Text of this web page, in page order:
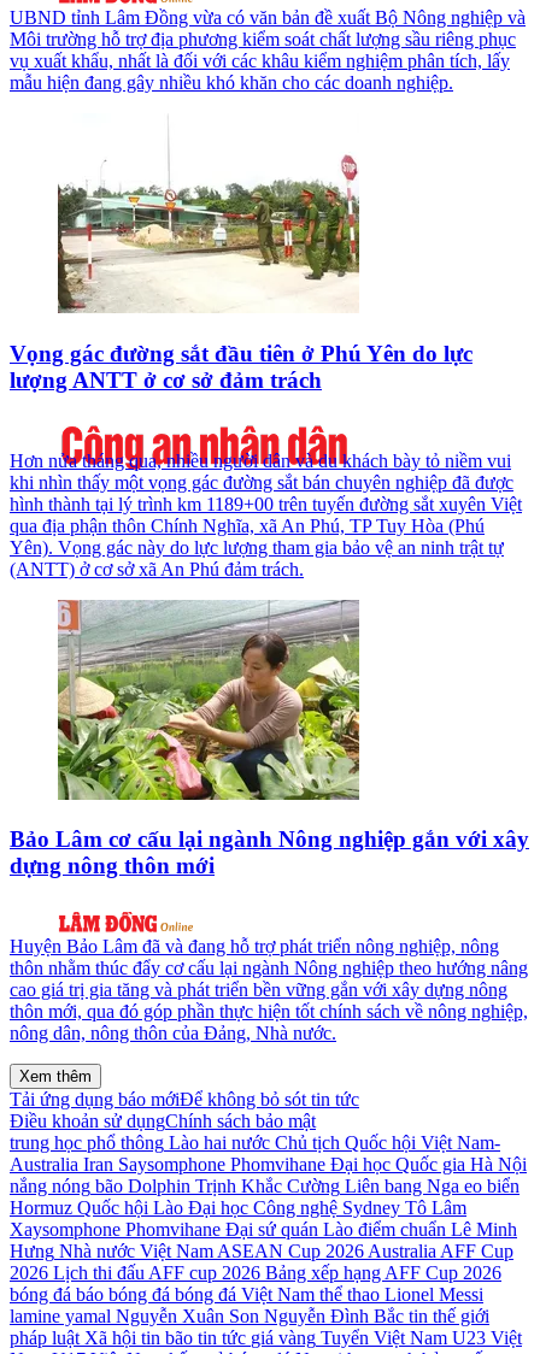
UBND tỉnh Lâm Đồng vừa có văn bản đề xuất Bộ Nông nghiệp và
Môi trường hỗ trợ địa phương kiểm soát chất lượng sầu riêng phục
vụ xuất khẩu, nhất là đối với các khâu kiểm nghiệm phân tích, lấy
mẫu hiện đang gây nhiều khó khăn cho các doanh nghiệp.
Vọng gác đường sắt đầu tiên ở Phú Yên do lực
lượng ANTT ở cơ sở đảm trách
Hơn nửa tháng qua, nhiều người dân và du khách bày tỏ niềm vui
khi nhìn thấy một vọng gác đường sắt bán chuyên nghiệp đã được
hình thành tại lý trình km 1189+00 trên tuyến đường sắt xuyên Việt
qua địa phận thôn Chính Nghĩa, xã An Phú, TP Tuy Hòa (Phú
Yên). Vọng gác này do lực lượng tham gia bảo vệ an ninh trật tự
(ANTT) ở cơ sở xã An Phú đảm trách.
Bảo Lâm cơ cấu lại ngành Nông nghiệp gắn với xây
dựng nông thôn mới
Huyện Bảo Lâm đã và đang hỗ trợ phát triển nông nghiệp, nông
thôn nhằm thúc đẩy cơ cấu lại ngành Nông nghiệp theo hướng nâng
cao giá trị gia tăng và phát triển bền vững gắn với xây dựng nông
thôn mới, qua đó góp phần thực hiện tốt chính sách về nông nghiệp,
nông dân, nông thôn của Đảng, Nhà nước.
Xem thêm
Tải ứng dụng báo mớiĐể không bỏ sót tin tức
Điều khoản sử dụngChính sách bảo mật
trung học phổ thông Lào hai nước Chủ tịch Quốc hội Việt Nam-
Australia Iran Saysomphone Phomvihane Đại học Quốc gia Hà Nội
nắng nóng bão Dolphin Trịnh Khắc Cường Liên bang Nga eo biển
Hormuz Quốc hội Lào Đại học Công nghệ Sydney Tô Lâm
Xaysomphone Phomvihane Đại sứ quán Lào điểm chuẩn Lê Minh
Hưng Nhà nước Việt Nam ASEAN Cup 2026 Australia AFF Cup
2026 Lịch thi đấu AFF cup 2026 Bảng xếp hạng AFF Cup 2026
bóng đá báo bóng đá bóng đá Việt Nam thể thao Lionel Messi
lamine yamal Nguyễn Xuân Son Nguyễn Đình Bắc tin thế giới
pháp luật Xã hội tin bão tin tức giá vàng Tuyển Việt Nam U23 Việt